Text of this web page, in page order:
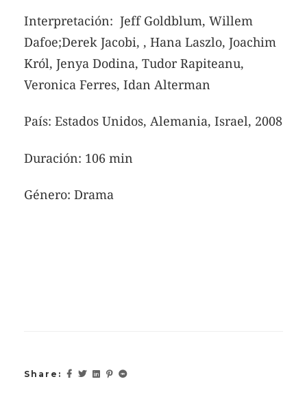
Interpretación: Jeff Goldblum, Willem
Dafoe;Derek Jacobi, , Hana Laszlo, Joachim
Król, Jenya Dodina, Tudor Rapiteanu,
Veronica Ferres, Idan Alterman
País: Estados Unidos, Alemania, Israel, 2008
Duración: 106 min
Género: Drama
Share: